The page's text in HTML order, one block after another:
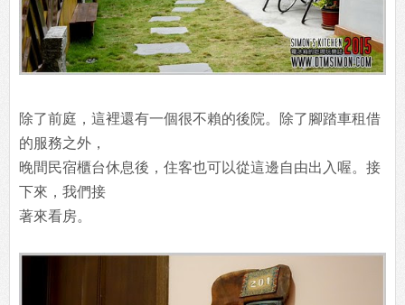
除了前庭，這裡還有一個很不賴的後院。除了腳踏車租借
的服務之外，
晚間民宿櫃台休息後，住客也可以從這邊自由出入喔。接
下來，我們接
著來看房。